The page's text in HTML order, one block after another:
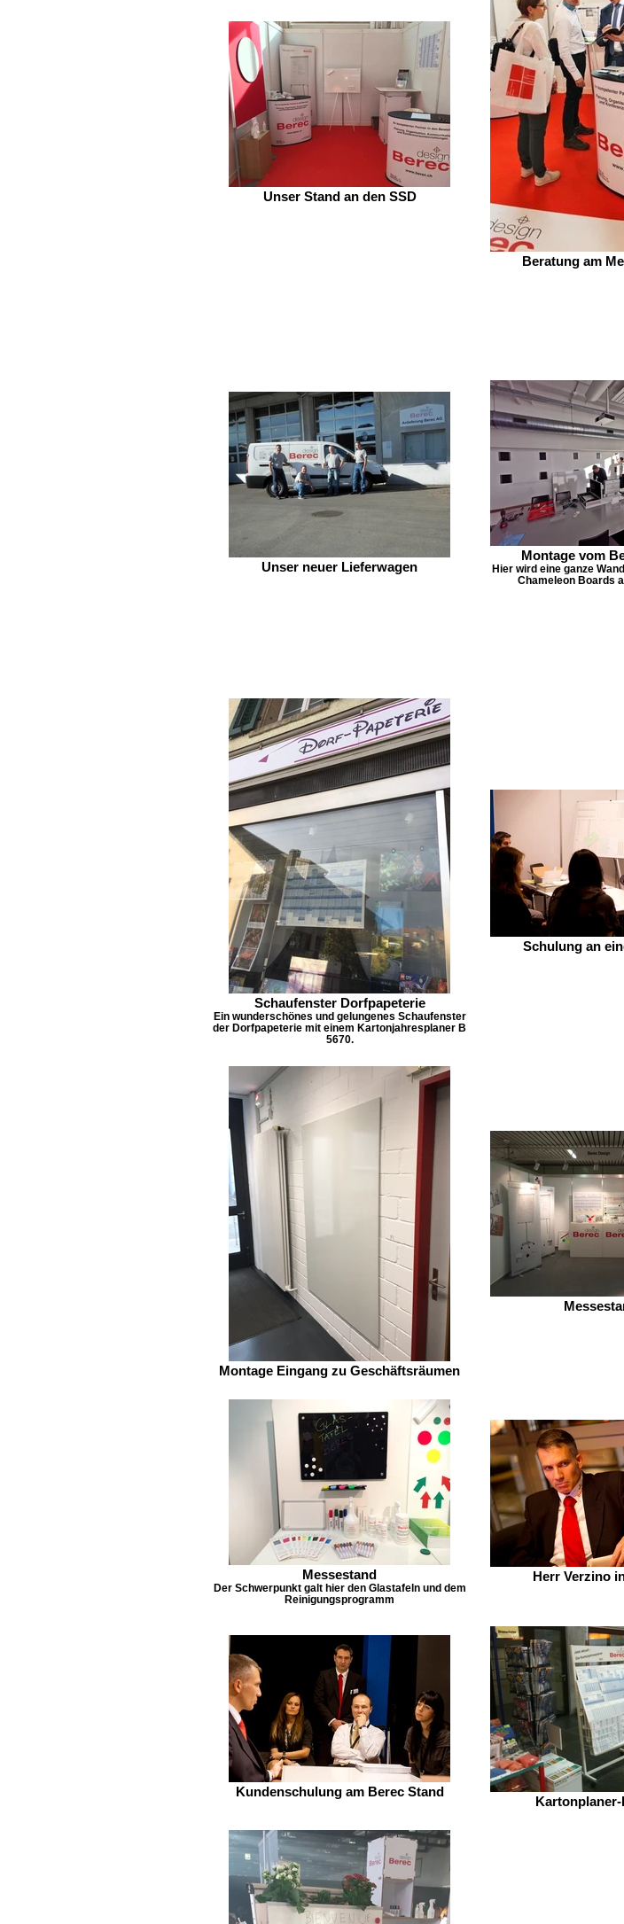
Unser Stand an den SSD
Beratung am
Unser neuer Lieferwagen
Montage vom
Hier wird eine ganze
Chameleon Boards
Schaufenster Dorfpapeterie
Ein wunderschönes und gelungenes Schaufenster
der Dorfpapeterie mit einem Kartonjahresplaner B
5670.
Schulung an
Montage Eingang zu Geschäftsräumen
Messestand
Der Schwerpunkt galt hier den Glastafeln und dem
Reinigungsprogramm
Herr Verzino
Kundenschulung am Berec Stand